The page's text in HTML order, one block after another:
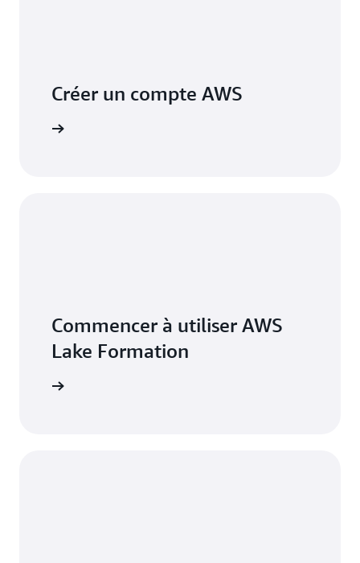
Créer un compte AWS
Commencer à utiliser AWS
Lake Formation